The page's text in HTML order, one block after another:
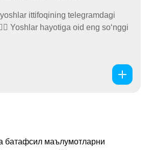
ittifoqining telegramdagi
Yoshlar hayotiga oid eng so‘nggi
батафсил маълумотларни